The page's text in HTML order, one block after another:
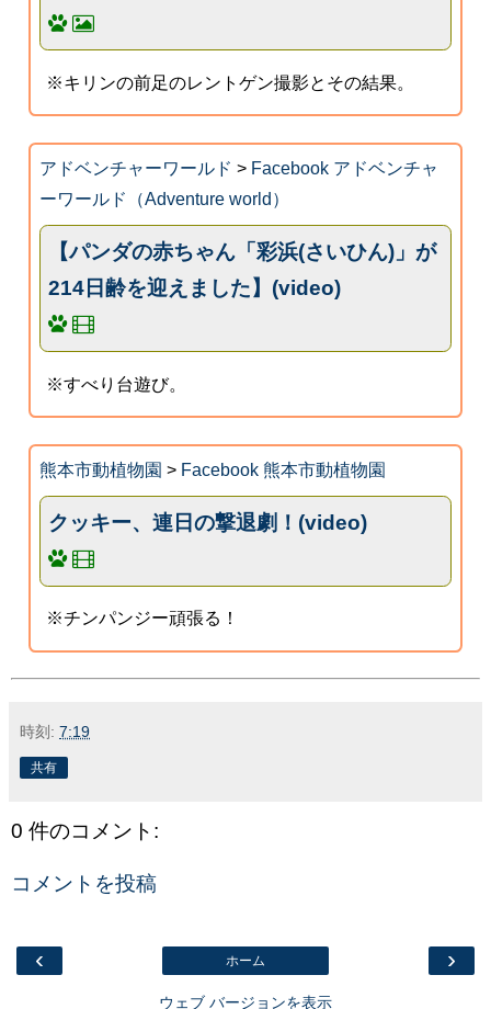
※キリンの前足のレントゲン撮影とその結果。
アドベンチャーワールド > Facebook アドベンチャ
ーワールド（Adventure world）
【パンダの赤ちゃん「彩浜(さいひん)」が
214日齢を迎えました】(video)
※すべり台遊び。
熊本市動植物園 > Facebook 熊本市動植物園
クッキー、連日の撃退劇！(video)
※チンパンジー頑張る！
時刻: 7:19
共有
0 件のコメント:
コメントを投稿
‹ ›
ホーム
ウェブ バージョンを表示